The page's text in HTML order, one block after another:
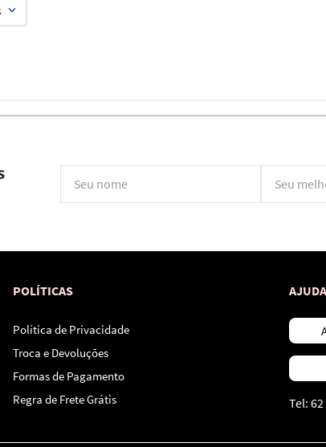
POLÍTICAS
Política de Privacidade
Troca e Devoluções
Formas de Pagamento
Regra de Frete Grátis
AJUDA
Tel: